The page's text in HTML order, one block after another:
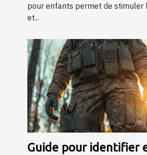
pour enfants permet de stimuler
et...
Guide pour identifier